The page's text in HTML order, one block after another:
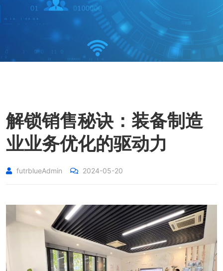
解锁销售秘诀：装备制造
业业务优化的驱动力
futrblueAdmin 2024-05-20